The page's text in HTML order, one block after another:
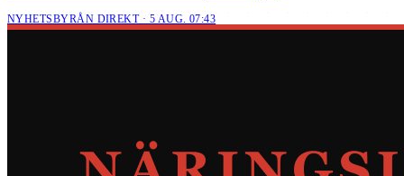
NYHETSBYRÅN DIREKT · 5 AUG. 07:43